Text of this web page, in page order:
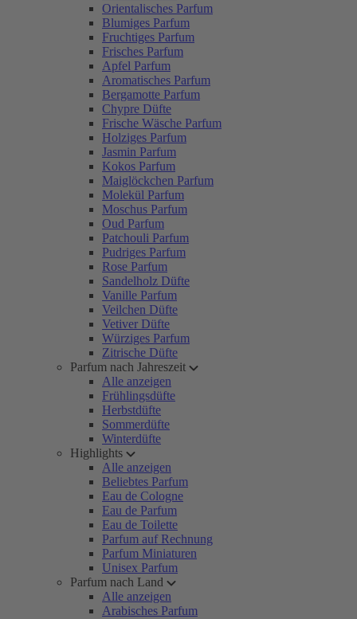
Orientalisches Parfum
Blumiges Parfum
Fruchtiges Parfum
Frisches Parfum
Apfel Parfum
Aromatisches Parfum
Bergamotte Parfum
Chypre Düfte
Frische Wäsche Parfum
Holziges Parfum
Jasmin Parfum
Kokos Parfum
Maiglöckchen Parfum
Molekül Parfum
Moschus Parfum
Oud Parfum
Patchouli Parfum
Pudriges Parfum
Rose Parfum
Sandelholz Düfte
Vanille Parfum
Veilchen Düfte
Vetiver Düfte
Würziges Parfum
Zitrische Düfte
Parfum nach Jahreszeit
Alle anzeigen
Frühlingsdüfte
Herbstdüfte
Sommerdüfte
Winterdüfte
Highlights
Alle anzeigen
Beliebtes Parfum
Eau de Cologne
Eau de Parfum
Eau de Toilette
Parfum auf Rechnung
Parfum Miniaturen
Unisex Parfum
Parfum nach Land
Alle anzeigen
Arabisches Parfum